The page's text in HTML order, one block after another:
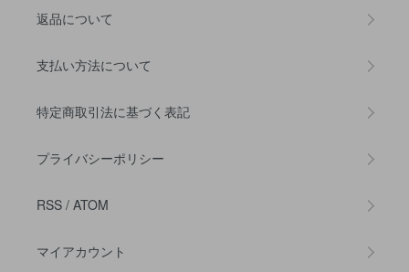
返品について
支払い方法について
特定商取引法に基づく表記
プライバシーポリシー
RSS / ATOM
マイアカウント